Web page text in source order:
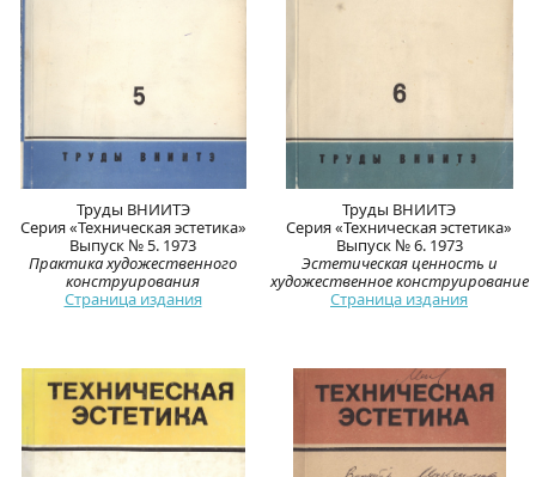
Труды ВНИИТЭ
Серия «Техническая эстетика»
Выпуск № 5. 1973
Практика художественного
конструирования
Страница издания
Труды ВНИИТЭ
Серия «Техническая эстетика»
Выпуск № 6. 1973
Эстетическая ценность и
художественное конструирование
Страница издания